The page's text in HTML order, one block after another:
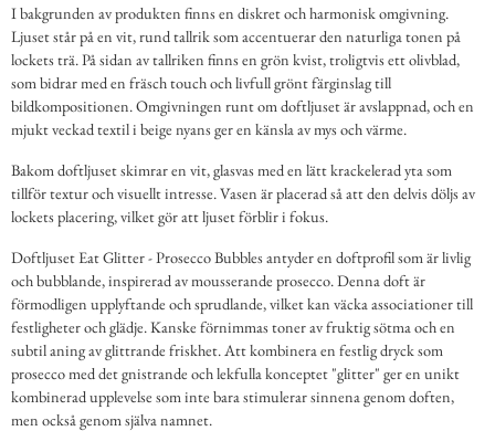
I bakgrunden av produkten finns en diskret och harmonisk omgivning.
Ljuset står på en vit, rund tallrik som accentuerar den naturliga tonen på
lockets trä. På sidan av tallriken finns en grön kvist, troligtvis ett olivblad,
som bidrar med en fräsch touch och livfull grönt färginslag till
bildkompositionen. Omgivningen runt om doftljuset är avslappnad, och en
mjukt veckad textil i beige nyans ger en känsla av mys och värme.
Bakom doftljuset skimrar en vit, glasvas med en lätt krackelerad yta som
tillför textur och visuellt intresse. Vasen är placerad så att den delvis döljs av
lockets placering, vilket gör att ljuset förblir i fokus.
Doftljuset Eat Glitter - Prosecco Bubbles antyder en doftprofil som är livlig
och bubblande, inspirerad av mousserande prosecco. Denna doft är
förmodligen upplyftande och sprudlande, vilket kan väcka associationer till
festligheter och glädje. Kanske förnimmas toner av fruktig sötma och en
subtil aning av glittrande friskhet. Att kombinera en festlig dryck som
prosecco med det gnistrande och lekfulla konceptet "glitter" ger en unikt
kombinerad upplevelse som inte bara stimulerar sinnena genom doften,
men också genom själva namnet.